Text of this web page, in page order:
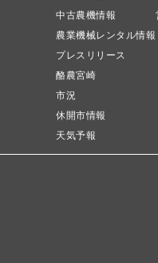
中古農機情報
農業機械レンタル情報
プレスリリース
酪農宮崎
市況
休開市情報
天気予報